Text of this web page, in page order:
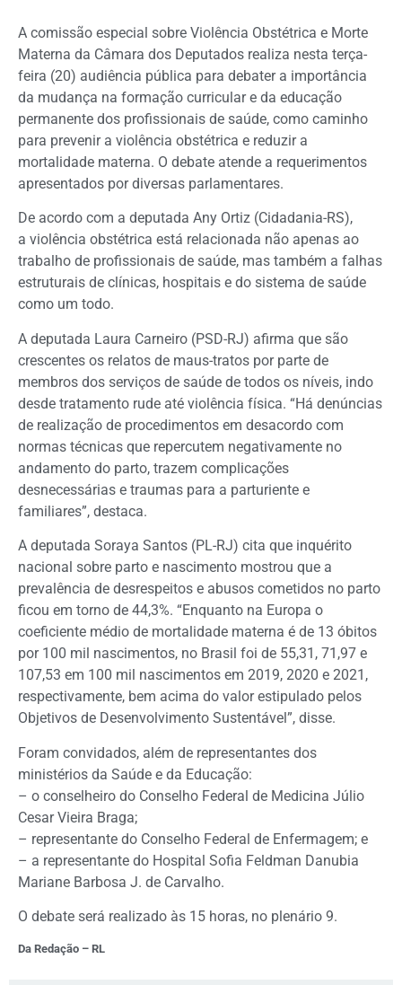
A comissão especial sobre Violência Obstétrica e Morte
Materna da Câmara dos Deputados realiza nesta terça-
feira (20) audiência pública para debater a importância
da mudança na formação curricular e da educação
permanente dos profissionais de saúde, como caminho
para prevenir a violência obstétrica e reduzir a
mortalidade materna. O debate atende a requerimentos
apresentados por diversas parlamentares.
De acordo com a deputada Any Ortiz (Cidadania-RS),
a violência obstétrica está relacionada não apenas ao
trabalho de profissionais de saúde, mas também a falhas
estruturais de clínicas, hospitais e do sistema de saúde
como um todo.
A deputada Laura Carneiro (PSD-RJ) afirma que são
crescentes os relatos de maus-tratos por parte de
membros dos serviços de saúde de todos os níveis, indo
desde tratamento rude até violência física. “Há denúncias
de realização de procedimentos em desacordo com
normas técnicas que repercutem negativamente no
andamento do parto, trazem complicações
desnecessárias e traumas para a parturiente e
familiares”, destaca.
A deputada Soraya Santos (PL-RJ) cita que inquérito
nacional sobre parto e nascimento mostrou que a
prevalência de desrespeitos e abusos cometidos no parto
ficou em torno de 44,3%. “Enquanto na Europa o
coeficiente médio de mortalidade materna é de 13 óbitos
por 100 mil nascimentos, no Brasil foi de 55,31, 71,97 e
107,53 em 100 mil nascimentos em 2019, 2020 e 2021,
respectivamente, bem acima do valor estipulado pelos
Objetivos de Desenvolvimento Sustentável”, disse.
Foram convidados, além de representantes dos
ministérios da Saúde e da Educação:
– o conselheiro do Conselho Federal de Medicina Júlio
Cesar Vieira Braga;
– representante do Conselho Federal de Enfermagem; e
– a representante do Hospital Sofia Feldman Danubia
Mariane Barbosa J. de Carvalho.
O debate será realizado às 15 horas, no plenário 9.
Da Redação – RL